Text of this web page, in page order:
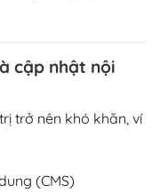
cập nhật nội
trở nên khó khăn, ví
(CMS)